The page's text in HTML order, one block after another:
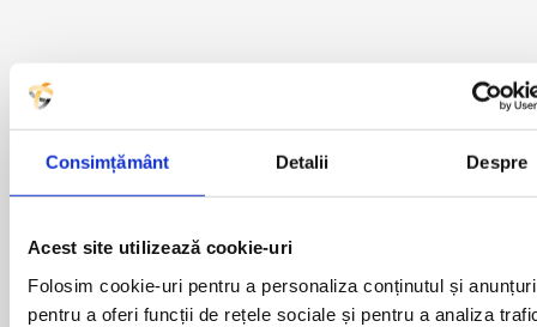
Consimțământ Detalii Despre
Acest site utilizează cookie-uri
Folosim cookie-uri pentru a personaliza conținutul și
pentru a oferi funcții de rețele sociale și pentru a analiza
Curse din Romania catre
BRESCIA:
ACAS
ADJUD
ALBA IULIA
ALEXANDRIA
ARAD
LUGOJ
MEDIAS
MOINESTI
MOTCA